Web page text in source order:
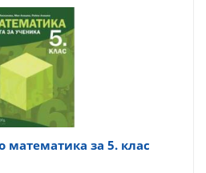
математика за 5. клас